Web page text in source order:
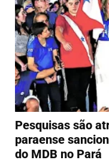
Pesquisas são
paraense
do MDB no Pará